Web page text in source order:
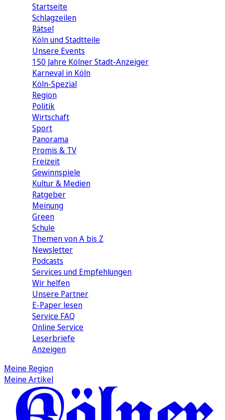
Startseite
Schlagzeilen
Rätsel
Köln und Stadtteile
Unsere Events
150 Jahre Kölner Stadt-Anzeiger
Karneval in Köln
Köln-Spezial
Region
Politik
Wirtschaft
Sport
Panorama
Promis & TV
Freizeit
Gewinnspiele
Kultur & Medien
Ratgeber
Meinung
Green
Schule
Themen von A bis Z
Newsletter
Podcasts
Services und Empfehlungen
Wir helfen
Unsere Partner
E-Paper lesen
Service FAQ
Online Service
Leserbriefe
Anzeigen
Meine Region
Meine Artikel